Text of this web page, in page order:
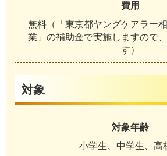
費用
無料（「東京都ヤングケアラー
業」の補助金で実施しますので
す）
対象
対象年齢
小学生、中学生、高